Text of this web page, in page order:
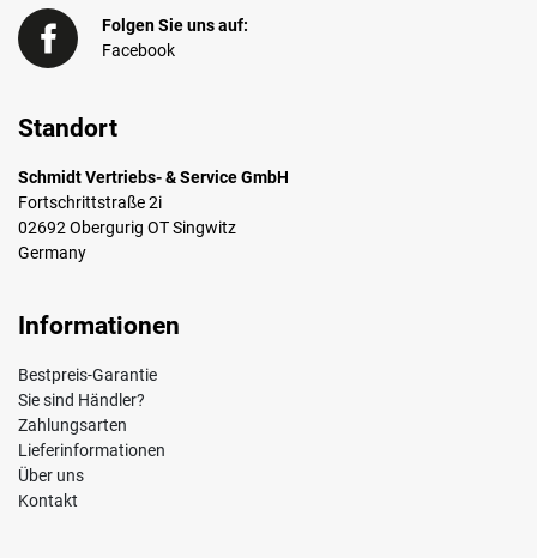
Folgen Sie uns auf:
Facebook
Standort
Schmidt Vertriebs- & Service GmbH
Fortschrittstraße 2i
02692 Obergurig OT Singwitz
Germany
Informationen
Bestpreis-Garantie
Sie sind Händler?
Zahlungsarten
Lieferinformationen
Über uns
Kontakt